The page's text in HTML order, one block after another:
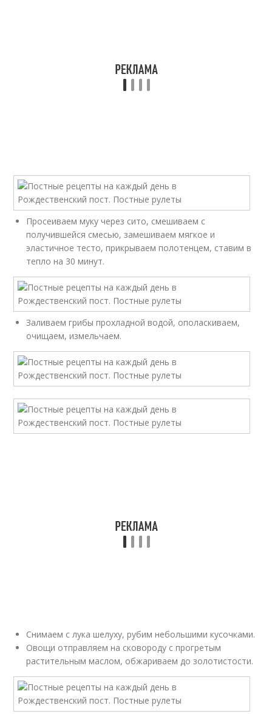
Просеиваем муку через сито, смешиваем с
получившейся смесью, замешиваем мягкое и
эластичное тесто, прикрываем полотенцем, ставим в
тепло на 30 минут.
Заливаем грибы прохладной водой, ополаскиваем,
очищаем, измельчаем.
Снимаем с лука шелуху, рубим небольшими кусочками.
Овощи отправляем на сковороду с прогретым
растительным маслом, обжариваем до золотистости.